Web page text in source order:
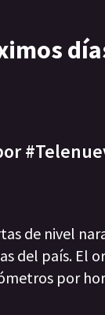
de nivel
del país. El
por